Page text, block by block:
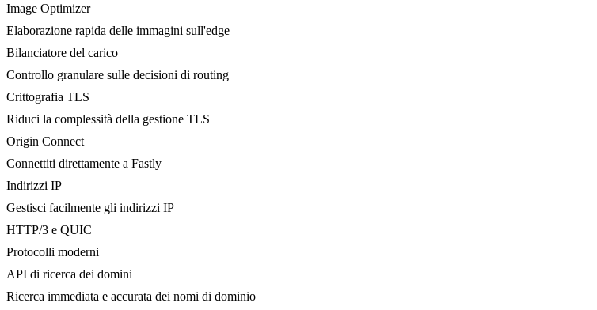
Image Optimizer
Elaborazione rapida delle immagini sull'edge
Bilanciatore del carico
Controllo granulare sulle decisioni di routing
Crittografia TLS
Riduci la complessità della gestione TLS
Origin Connect
Connettiti direttamente a Fastly
Indirizzi IP
Gestisci facilmente gli indirizzi IP
HTTP/3 e QUIC
Protocolli moderni
API di ricerca dei domini
Ricerca immediata e accurata dei nomi di dominio